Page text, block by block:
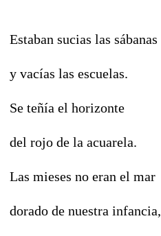
Estaban sucias las sábanas
y vacías las escuelas.
Se teñía el horizonte
del rojo de la acuarela.
Las mieses no eran el mar
dorado de nuestra infancia,